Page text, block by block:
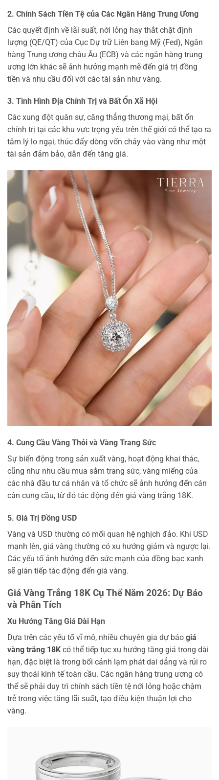
2. Chính Sách Tiền Tệ của Các Ngân Hàng Trung Ương
Các quyết định về lãi suất, nới lỏng hay thắt chặt định
lượng (QE/QT) của Cục Dự trữ Liên bang Mỹ (Fed), Ngân
hàng Trung ương châu Âu (ECB) và các ngân hàng trung
ương lớn khác sẽ ảnh hưởng mạnh mẽ đến giá trị đồng
tiền và nhu cầu đối với các tài sản như vàng.
3. Tình Hình Địa Chính Trị và Bất Ổn Xã Hội
Các xung đột quân sự, căng thẳng thương mại, bất ổn
chính trị tại các khu vực trọng yếu trên thế giới có thể tạo ra
tâm lý lo ngại, thúc đẩy dòng vốn chảy vào vàng như một
tài sản đảm bảo, dẫn đến tăng giá.
4. Cung Cầu Vàng Thỏi và Vàng Trang Sức
Sự biến động trong sản xuất vàng, hoạt động khai thác,
cũng như nhu cầu mua sắm trang sức, vàng miếng của
các nhà đầu tư cá nhân và tổ chức sẽ ảnh hưởng đến cán
cân cung cầu, từ đó tác động đến giá vàng trắng 18K.
5. Giá Trị Đồng USD
Vàng và USD thường có mối quan hệ nghịch đảo. Khi USD
mạnh lên, giá vàng thường có xu hướng giảm và ngược lại.
Các yếu tố ảnh hưởng đến sức mạnh của đồng bạc xanh
sẽ gián tiếp tác động đến giá vàng.
Giá Vàng Trắng 18K Cụ Thể Năm 2026: Dự Báo
và Phân Tích
Xu Hướng Tăng Giá Dài Hạn
Dựa trên các yếu tố vĩ mô, nhiều chuyên gia dự báo giá
vàng trắng 18K có thể tiếp tục xu hướng tăng giá trong dài
hạn, đặc biệt là trong bối cảnh lạm phát dai dẳng và rủi ro
suy thoái kinh tế toàn cầu. Các ngân hàng trung ương có
thể sẽ phải duy trì chính sách tiền tệ nới lỏng hoặc chậm
trễ trong việc tăng lãi suất, tạo điều kiện thuận lợi cho
vàng.